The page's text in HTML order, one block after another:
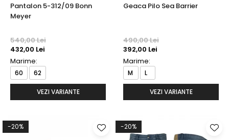
Pantalon 5-312/09 Bonn
Meyer
540,00 Lei
432,00 Lei
Marime:
60 62
VEZI VARIANTE
Geaca Pilo Sea Barrier
490,00 Lei
392,00 Lei
Marime:
M L
VEZI VARIANTE
-20% -20%